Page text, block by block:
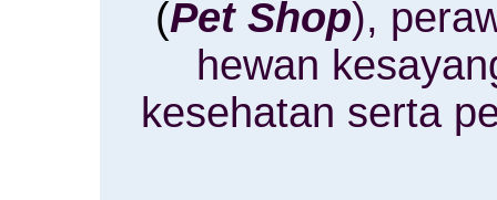
(Pet Shop),
hewan
kesehatan serta